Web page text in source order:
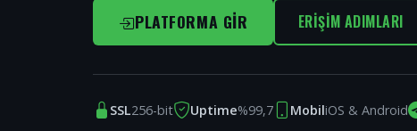
PLATFORMA GIR ERIŞIM ADIMLARI
SSL256-bit Uptime%99,7 MobiliOS & Android